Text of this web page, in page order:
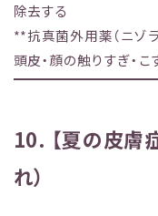
除去する
**抗真菌外用薬（ニゾ
頭皮・顔の触りすぎ・
10. 【夏の皮膚
れ）